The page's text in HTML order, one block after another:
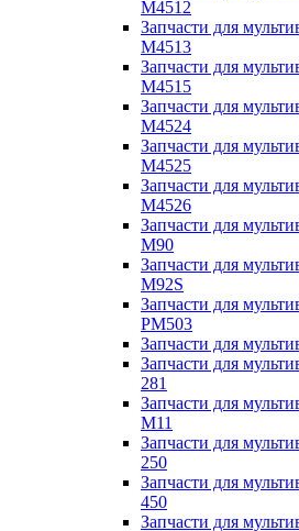
M4512
Запчасти для
M4513
Запчасти для
M4515
Запчасти для
M4524
Запчасти для
M4525
Запчасти для
M4526
Запчасти для
M90
Запчасти для
M92S
Запчасти для
PM503
Запчасти для
Запчасти для
281
Запчасти для
M11
Запчасти для
250
Запчасти для
450
Запчасти для